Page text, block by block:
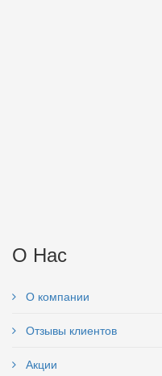
О Нас
О компании
Отзывы клиентов
Акции